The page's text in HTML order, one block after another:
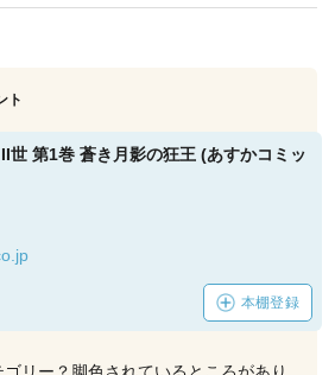
ト
世 第1巻 蒼き月影の狂王 (あすかコミッ
本棚登録